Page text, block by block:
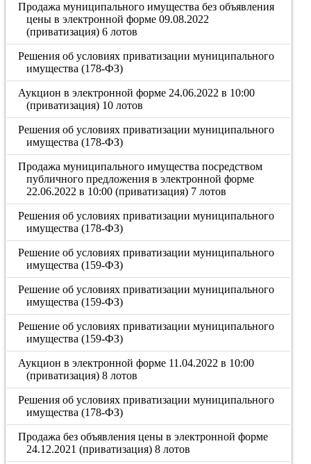
Продажа муниципального имущества без объявления
цены в электронной форме 09.08.2022
(приватизация) 6 лотов
Решения об условиях приватизации муниципального
имущества (178-ФЗ)
Аукцион в электронной форме 24.06.2022 в 10:00
(приватизация) 10 лотов
Решения об условиях приватизации муниципального
имущества (178-ФЗ)
Продажа муниципального имущества посредством
публичного предложения в электронной форме
22.06.2022 в 10:00 (приватизация) 7 лотов
Решения об условиях приватизации муниципального
имущества (178-ФЗ)
Решение об условиях приватизации муниципального
имущества (159-ФЗ)
Решение об условиях приватизации муниципального
имущества (159-ФЗ)
Решение об условиях приватизации муниципального
имущества (159-ФЗ)
Аукцион в электронной форме 11.04.2022 в 10:00
(приватизация) 8 лотов
Решения об условиях приватизации муниципального
имущества (178-ФЗ)
Продажа без объявления цены в электронной форме
24.12.2021 (приватизация) 8 лотов